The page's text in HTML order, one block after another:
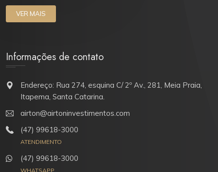
VER MAIS
Informações de contato
Endereço: Rua 274, esquina C/ 2º Av., 281, Meia Praia,
Itapema, Santa Catarina.
airton@airtoninvestimentos.com
(47) 99618-3000
ATENDIMENTO
(47) 99618-3000
WHATSAPP